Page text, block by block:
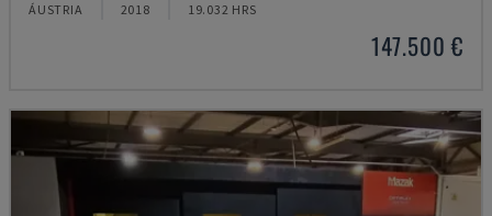
ÁUSTRIA 2018 19.032 HRS
147.500 €